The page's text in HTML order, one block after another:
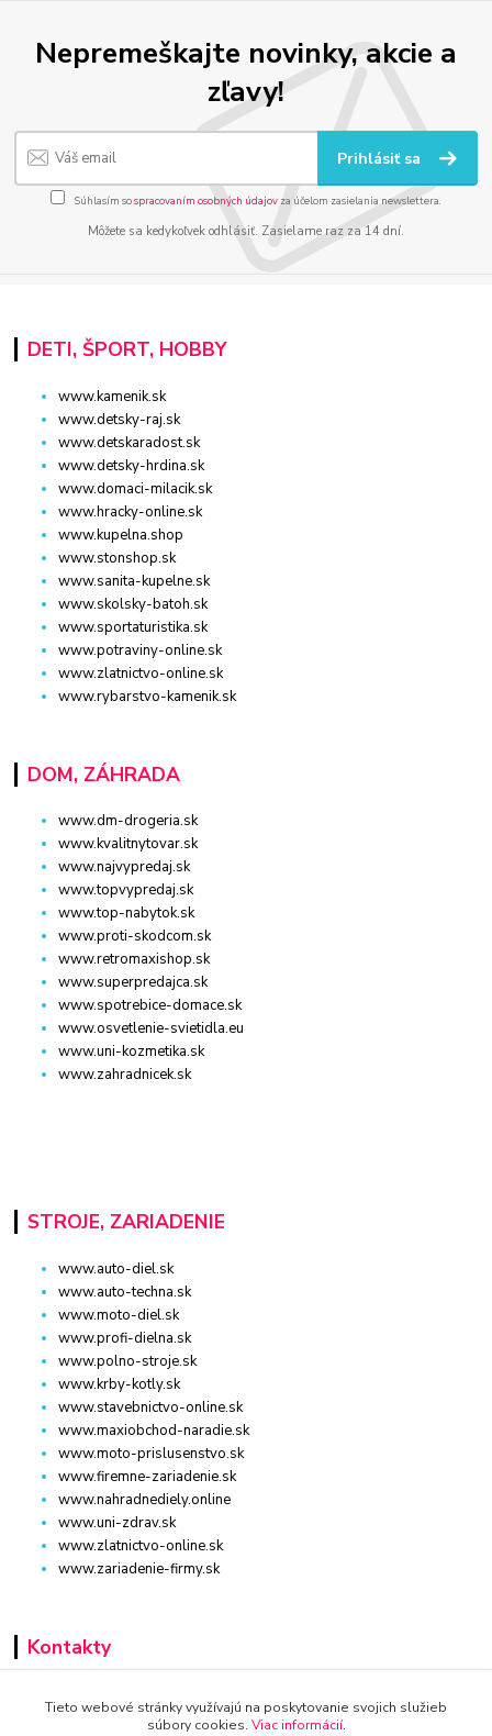
Nepremeškajte novinky, akcie a
zľavy!
Prihlásiť sa
Súhlasím sospracovaním osobných údajov za účelom zasielania newslettera.
Môžete sa kedykoľvek odhlásiť. Zasielame raz za 14 dní.
DETI, ŠPORT, HOBBY
www.kamenik.sk
www.detsky-raj.sk
www.detskaradost.sk
www.detsky-hrdina.sk
www.domaci-milacik.sk
www.hracky-online.sk
www.kupelna.shop
www.stonshop.sk
www.sanita-kupelne.sk
www.skolsky-batoh.sk
www.sportaturistika.sk
www.potraviny-online.sk
www.zlatnictvo-online.sk
www.rybarstvo-kamenik.sk
DOM, ZÁHRADA
www.dm-drogeria.sk
www.kvalitnytovar.sk
www.najvypredaj.sk
www.topvypredaj.sk
www.top-nabytok.sk
www.proti-skodcom.sk
www.retromaxishop.sk
www.superpredajca.sk
www.spotrebice-domace.sk
www.osvetlenie-svietidla.eu
www.uni-kozmetika.sk
www.zahradnicek.sk
STROJE, ZARIADENIE
www.auto-diel.sk
www.auto-techna.sk
www.moto-diel.sk
www.profi-dielna.sk
www.polno-stroje.sk
www.krby-kotly.sk
www.stavebnictvo-online.sk
www.maxiobchod-naradie.sk
www.moto-prislusenstvo.sk
www.firemne-zariadenie.sk
www.nahradnediely.online
www.uni-zdrav.sk
www.zlatnictvo-online.sk
www.zariadenie-firmy.sk
Kontakty
+421 940 949 000
Tieto webové stránky využívajú na poskytovanie svojich služieb
súbory cookies. Viac informácií.